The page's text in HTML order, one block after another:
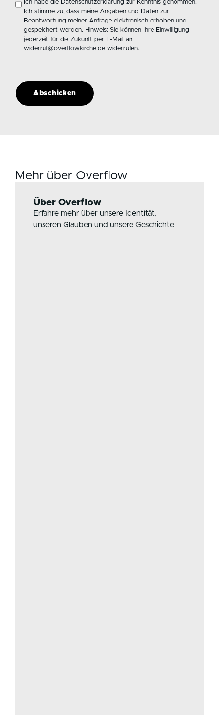
Ich habe die Datenschutzerklärung zur Kenntnis genommen.
Ich stimme zu, dass meine Angaben und Daten zur
Beantwortung meiner Anfrage elektronisch erhoben und
gespeichert werden. Hinweis: Sie können Ihre Einwilligung
jederzeit für die Zukunft per E-Mail an
widerruf@overflowkirche.de widerrufen.
Abschicken
Mehr über Overflow
Über Overflow
Erfahre mehr über unsere Identität,
unseren Glauben und unsere Geschichte.